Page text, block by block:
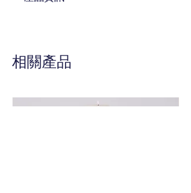
編號 ELK-D2949
相關產品